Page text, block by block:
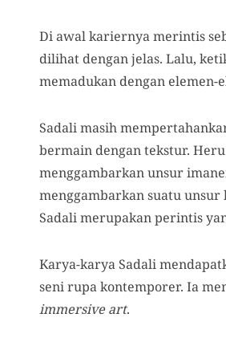
Di awal kariernya merintis
dilihat dengan jelas. Lalu,
memadukan dengan elemen-
Sadali masih
bermain dengan tekstur.
menggambarkan unsur
menggambarkan suatu
Sadali merupakan perintis
Karya-karya Sadali
seni rupa kontemporer. Ia
immersive art.